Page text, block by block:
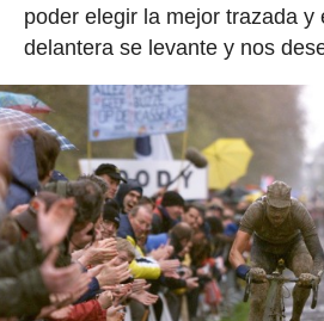
poder elegir la mejor trazada y
delantera se levante y nos